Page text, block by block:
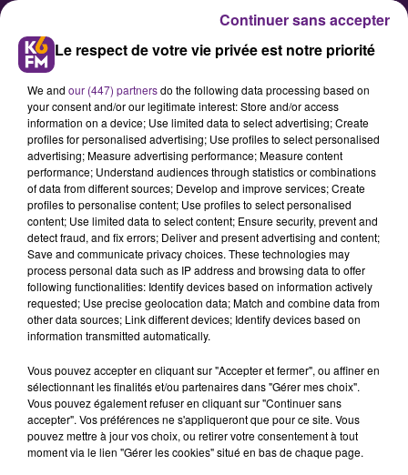
Réunion publique avec François
Rebsamen : c’est ce jeudi soir
François Rebsamen convie les
Dijonnais ce jeudi soir à 19h à la
salle des États de l’hôtel de ville
pour expliquer les choix
engagés pour 2023.
Publié : 23 février 2023 à 8h57 par la rédaction
Le respect de votre vie privée est notre priorité
We and our (447) partnersdo the following data processing based on
your consent and/or our legitimate interest: Store and/or access
information on a device; Use limited data to select advertising; Create
profiles for personalised advertising; Use profiles to select personalised
advertising; Measure advertising performance; Measure content
performance; Understand audiences through statistics or combinations
of data from different sources; Develop and improve services; Create
profiles to personalise content; Use profiles to select personalised
content; Use limited data to select content; Ensure security, prevent and
detect fraud, and fix errors; Deliver and present advertising and content;
Save and communicate privacy choices. These technologies may
process personal data such as IP address and browsing data to offer
following functionalities: Identify devices based on information actively
requested; Use precise geolocation data; Match and combine data from
other data sources; Link different devices; Identify devices based on
information transmitted automatically.
Vous pouvez accepter en cliquant sur "Accepter et fermer", ou affiner en
sélectionnant les finalités et/ou partenaires dans "Gérer mes choix".
Vous pouvez également refuser en cliquant sur "Continuer sans
accepter". Vos préférences ne s'appliqueront que pour ce site. Vous
pouvez mettre à jour vos choix, ou retirer votre consentement à tout
moment via le lien "Gérer les cookies" situé en bas de chaque page.
Continuer sans accepter